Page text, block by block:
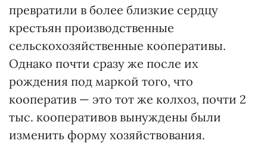
превратили в более близкие сердцу
крестьян производственные
сельскохозяйственные кооперативы.
Однако почти сразу же после их
рождения под маркой того, что
кооператив — это тот же колхоз, почти 2
тыс. кооперативов вынуждены были
изменить форму хозяйствования.